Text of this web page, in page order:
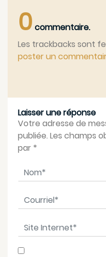
0 commentaire.
Les trackbacks sont
poster un
Laisser une réponse
Votre adresse de
publiée. Les champs
par *
Nom*
Courriel*
Site Internet*